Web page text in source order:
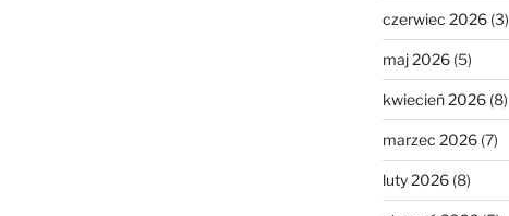
czerwiec 2026(3)
maj 2026(5)
kwiecień 2026(8)
marzec 2026(7)
luty 2026(8)